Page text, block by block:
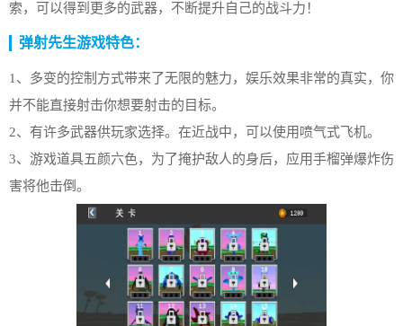
索，可以得到更多的武器，不断提升自己的战斗力！
弹射先生游戏特色：
1、多变的控制方式带来了无限的魅力，娱乐效果非常的真实，你
并不能直接射击你想要射击的目标。
2、有许多武器供玩家选择。在近战中，可以使用喷气式飞机。
3、游戏道具五颜六色，为了掩护敌人的身后，应用手榴弹爆炸伤
害将他击倒。